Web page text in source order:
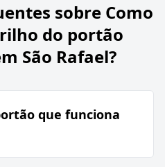
sobre Como
do portão
São Rafael?
que funciona